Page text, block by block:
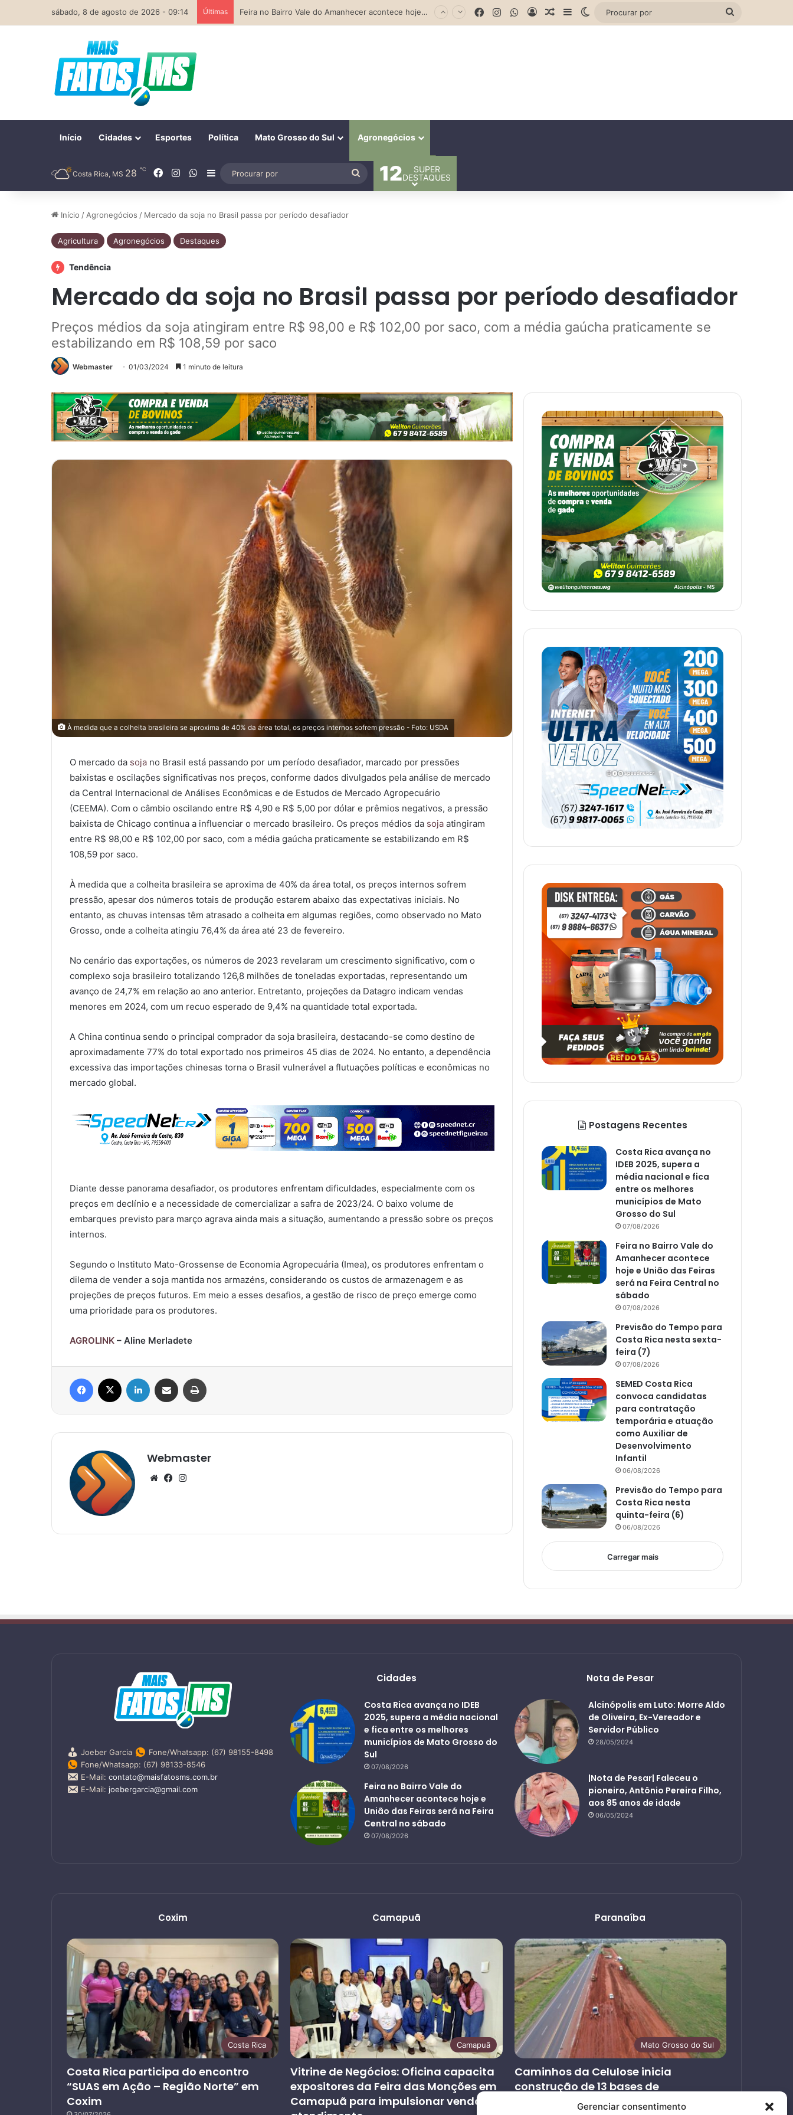
Gerenciar consentimento
sábado, 8 de agosto de 2026 - 09:14 Últimas
Feira no Bairro Vale do Amanhecer acontece hoje e União das Feiras será na Feira Central no sábado
Facebook
InstagramWhatsApp
EntrarArtigo aleatório
Barra Lateral
Switch skin
Início Cidades Esportes Política Mato Grosso do Sul Agronegócios
Costa Rica, MS 28 ℃ Facebook
InstagramWhatsApp
Barra Lateral
Procurar
por
12
SUPER
DESTAQUES
Início / Agronegócios / Mercado da soja no Brasil passa por período desafiador
Agricultura Agronegócios Destaques
Tendência
Mercado da soja no Brasil passa por período desafiador
Preços médios da soja atingiram entre R$ 98,00 e R$ 102,00 por saco, com a média gaúcha praticamente se
estabilizando em R$ 108,59 por saco
Webmaster 01/03/2024 1 minuto de leitura
À medida que a colheita brasileira se aproxima de 40% da área total, os preços internos sofrem pressão - Foto: USDA
O mercado da soja no Brasil está passando por um período desafiador, marcado por pressões
baixistas e oscilações significativas nos preços, conforme dados divulgados pela análise de mercado
da Central Internacional de Análises Econômicas e de Estudos de Mercado Agropecuário
(CEEMA). Com o câmbio oscilando entre R$ 4,90 e R$ 5,00 por dólar e prêmios negativos, a pressão
baixista de Chicago continua a influenciar o mercado brasileiro. Os preços médios da soja atingiram
entre R$ 98,00 e R$ 102,00 por saco, com a média gaúcha praticamente se estabilizando em R$
108,59 por saco.
À medida que a colheita brasileira se aproxima de 40% da área total, os preços internos sofrem
pressão, apesar dos números totais de produção estarem abaixo das expectativas iniciais. No
entanto, as chuvas intensas têm atrasado a colheita em algumas regiões, como observado no Mato
Grosso, onde a colheita atingiu 76,4% da área até 23 de fevereiro.
No cenário das exportações, os números de 2023 revelaram um crescimento significativo, com o
complexo soja brasileiro totalizando 126,8 milhões de toneladas exportadas, representando um
avanço de 24,7% em relação ao ano anterior. Entretanto, projeções da Datagro indicam vendas
menores em 2024, com um recuo esperado de 9,4% na quantidade total exportada.
A China continua sendo o principal comprador da soja brasileira, destacando-se como destino de
aproximadamente 77% do total exportado nos primeiros 45 dias de 2024. No entanto, a dependência
excessiva das importações chinesas torna o Brasil vulnerável a flutuações políticas e econômicas no
mercado global.
Diante desse panorama desafiador, os produtores enfrentam dificuldades, especialmente com os
preços em declínio e a necessidade de comercializar a safra de 2023/24. O baixo volume de
embarques previsto para março agrava ainda mais a situação, aumentando a pressão sobre os preços
internos.
Segundo o Instituto Mato-Grossense de Economia Agropecuária (Imea), os produtores enfrentam o
dilema de vender a soja mantida nos armazéns, considerando os custos de armazenagem e as
projeções de preços futuros. Em meio a esses desafios, a gestão de risco de preço emerge como
uma prioridade para os produtores.
AGROLINK – Aline Merladete
Facebook Linkedin Compartilhar via e-mail
Webmaster
WebsiteFacebook
Postagens Recentes
Costa Rica avança no
IDEB 2025, supera a
média nacional e fica
entre os melhores
municípios de Mato
Grosso do Sul
07/08/2026
Feira no Bairro Vale do
Amanhecer acontece
hoje e União das Feiras
será na Feira Central no
sábado
07/08/2026
Previsão do Tempo para
Costa Rica nesta sexta-
feira (7)
07/08/2026
SEMED Costa Rica
convoca candidatas
para contratação
temporária e atuação
como Auxiliar de
Desenvolvimento
Infantil
06/08/2026
Previsão do Tempo para
Costa Rica nesta
quinta-feira (6)
06/08/2026
Carregar mais
Joeber Garcia
Fone/Whatsapp: (67) 98155-8498
Fone/Whatsapp: (67) 98133-8546
E-Mail: contato@maisfatosms.com.br
E-Mail: joebergarcia@gmail.com
Cidades
Costa Rica avança no IDEB
2025, supera a média nacional
e fica entre os melhores
municípios de Mato Grosso do
Sul
07/08/2026
Feira no Bairro Vale do
Amanhecer acontece hoje e
União das Feiras será na Feira
Central no sábado
07/08/2026
Nota de Pesar
Alcinópolis em Luto: Morre Aldo
de Oliveira, Ex-Vereador e
Servidor Público
28/05/2024
|Nota de Pesar| Faleceu o
pioneiro, Antônio Pereira Filho,
aos 85 anos de idade
06/05/2024
Coxim
Costa Rica
Costa Rica participa do encontro
“SUAS em Ação – Região Norte” em
Coxim
Camapuã
Camapuã
Vitrine de Negócios: Oficina capacita
expositores da Feira das Monções em
Camapuã para impulsionar vendas e
Paranaíba
Mato Grosso do Sul
Caminhos da Celulose inicia
construção de 13 bases de
atendimento ao usuário nas rodovias